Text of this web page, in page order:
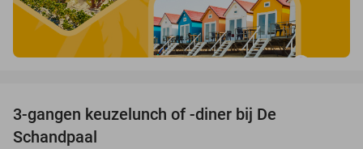
3-gangen keuzelunch of -diner bij De
Schandpaal